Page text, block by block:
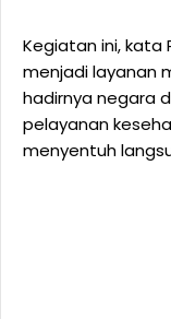
Kegiatan ini, kata
menjadi layanan
hadirnya negara
pelayanan
menyentuh